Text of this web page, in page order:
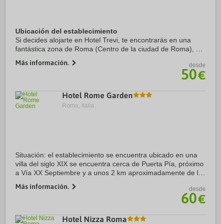
Ubicación del establecimiento
Si decides alojarte en Hotel Trevi, te encontrarás en una
fantástica zona de Roma (Centro de la ciudad de Roma), a
de Panteón. Además, este hotel ...
Más información. desde
50€
Hotel Rome Garden
Roma, Italia.
Situación: el establecimiento se encuentra ubicado en una
villa del siglo XIX se encuentra cerca de Puerta Pía, próximo
a Vía XX Septiembre y a unos 2 km aproximadamente de la
Alojamiento: dispone de un total de 34 ...
Más información. desde
60€
Hotel Nizza Roma